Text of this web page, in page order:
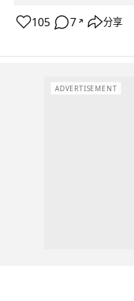
105 7 ↗ 分享
ADVERTISEMENT